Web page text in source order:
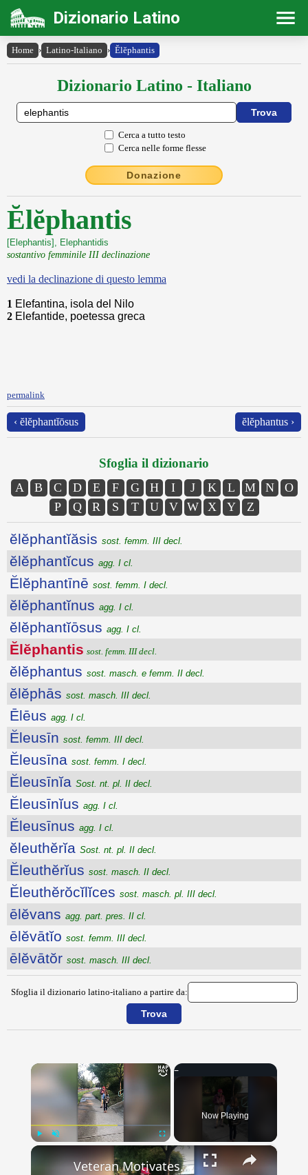
Dizionario Latino
Home › Latino-Italiano › Ĕlĕphantis
Dizionario Latino - Italiano
Cerca a tutto testo
Cerca nelle forme flesse
Donazione
Ĕlĕphantis
[Elephantis], Elephantidis
sostantivo femminile III declinazione
vedi la declinazione di questo lemma
1 Elefantina, isola del Nilo
2 Elefantide, poetessa greca
permalink
‹ ĕlĕphantĭōsus ĕlĕphantus ›
Sfoglia il dizionario
A B C D E F G H I J K L M N
O
P
Q R S T U V W X Y Z
ĕlĕphantĭăsis sost. femm. III decl.
ĕlĕphantĭcus agg. I cl.
Ĕlĕphantīnē sost. femm. I decl.
ĕlĕphantĭnus agg. I cl.
ĕlĕphantĭōsus agg. I cl.
Ĕlĕphantis sost. femm. III decl.
ĕlĕphantus sost. masch. e femm. II decl.
ĕlĕphās sost. masch. III decl.
Ēlēus agg. I cl.
Ĕleusīn sost. femm. III decl.
Ĕleusīna sost. femm. I decl.
Ĕleusīnĭa Sost. nt. pl. II decl.
Ĕleusīnĭus agg. I cl.
Ĕleusīnus agg. I cl.
ĕleuthĕrĭa Sost. nt. pl. II decl.
Ĕleuthĕrĭus sost. masch. II decl.
Ĕleuthĕrŏcĭlĭces sost. masch. pl. III decl.
ēlĕvans agg. part. pres. II cl.
ēlĕvātĭo sost. femm. III decl.
ēlĕvātŏr sost. masch. III decl.
Sfoglia il dizionario latino-italiano a partire da:
×
Fullscreen
Now Playing
×
Veteran Motivates Students With Fist Bumps And Words Of Wisdom | Happily TV